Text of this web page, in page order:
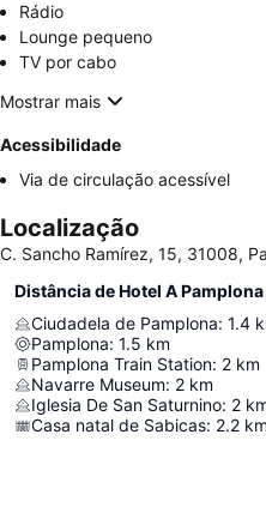
Rádio
Lounge pequeno
TV por cabo
Mostrar mais
Acessibilidade
Via de circulação acessível
Localização
C. Sancho Ramírez, 15, 31008,
Distância de Hotel A Pamplona
Ciudadela de Pamplona: 1.4
Pamplona: 1.5 km
Pamplona Train Station: 2 km
Navarre Museum: 2 km
Iglesia De San Saturnino: 2
Casa natal de Sabicas: 2.2 km